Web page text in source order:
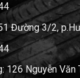
Đường 3/2,
126 Nguyễn Văn